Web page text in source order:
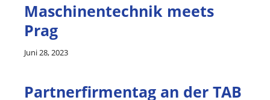
Maschinentechnik meets
Prag
Juni 28, 2023
Partnerfirmentag an der TAB